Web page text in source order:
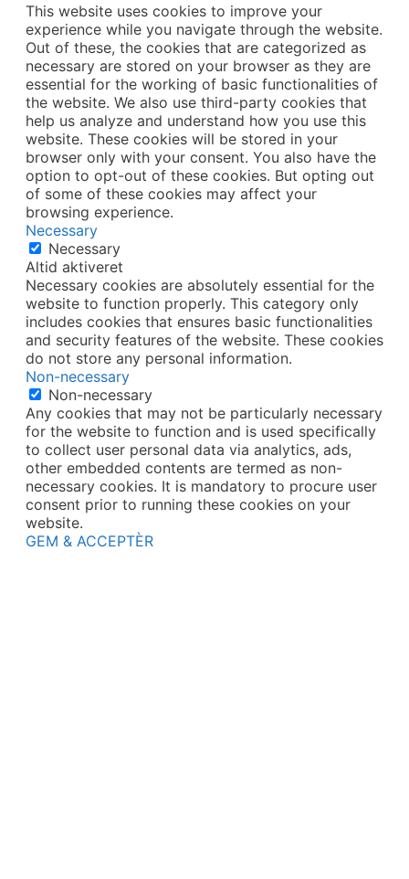
This website uses cookies to improve your
experience while you navigate through the website.
Out of these, the cookies that are categorized as
necessary are stored on your browser as they are
essential for the working of basic functionalities of
the website. We also use third-party cookies that
help us analyze and understand how you use this
website. These cookies will be stored in your
browser only with your consent. You also have the
option to opt-out of these cookies. But opting out
of some of these cookies may affect your
browsing experience.
Necessary
Necessary
Altid aktiveret
Necessary cookies are absolutely essential for the
website to function properly. This category only
includes cookies that ensures basic functionalities
and security features of the website. These cookies
do not store any personal information.
Non-necessary
Non-necessary
Any cookies that may not be particularly necessary
for the website to function and is used specifically
to collect user personal data via analytics, ads,
other embedded contents are termed as non-
necessary cookies. It is mandatory to procure user
consent prior to running these cookies on your
website.
GEM & ACCEPTÈR